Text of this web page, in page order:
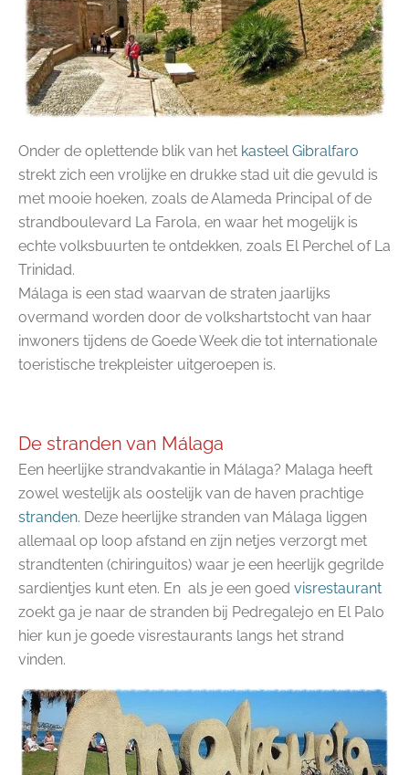
Onder de oplettende blik van het kasteel Gibralfaro
strekt zich een vrolijke en drukke stad uit die gevuld is
met mooie hoeken, zoals de Alameda Principal of de
strandboulevard La Farola, en waar het mogelijk is
echte volksbuurten te ontdekken, zoals El Perchel of La
Trinidad.
Málaga is een stad waarvan de straten jaarlijks
overmand worden door de volkshartstocht van haar
inwoners tijdens de Goede Week die tot internationale
toeristische trekpleister uitgeroepen is.
De stranden van Málaga
Een heerlijke strandvakantie in Málaga? Malaga heeft
zowel westelijk als oostelijk van de haven prachtige
stranden. Deze heerlijke stranden van Málaga liggen
allemaal op loop afstand en zijn netjes verzorgt met
strandtenten (chiringuitos) waar je een heerlijk gegrilde
sardientjes kunt eten. En als je een goed visrestaurant
zoekt ga je naar de stranden bij Pedregalejo en El Palo
hier kun je goede visrestaurants langs het strand
vinden.